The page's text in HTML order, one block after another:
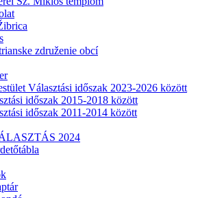
združenie obcí
Választási időszak 2023-2026 között
időszak 2015-2018 között
időszak 2011-2014 között
2024